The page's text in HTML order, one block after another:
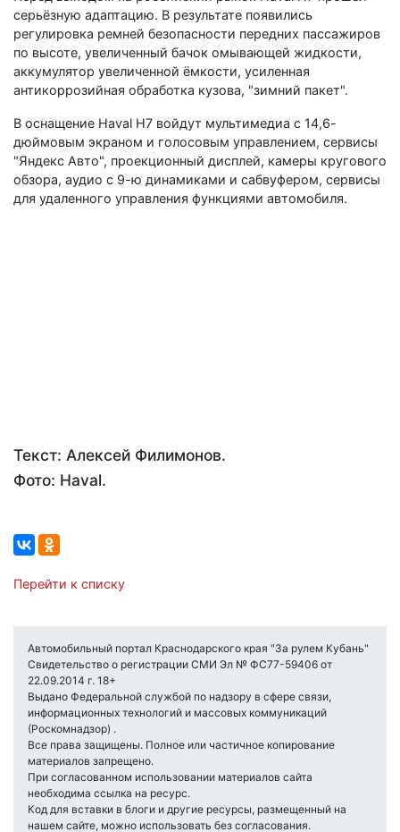
серьёзную адаптацию. В результате появились
регулировка ремней безопасности передних пассажиров
по высоте, увеличенный бачок омывающей жидкости,
аккумулятор увеличенной ёмкости, усиленная
антикоррозийная обработка кузова, "зимний пакет".
В оснащение Haval H7 войдут мультимедиа с 14,6-
дюймовым экраном и голосовым управлением, сервисы
"Яндекс Авто", проекционный дисплей, камеры кругового
обзора, аудио с 9-ю динамиками и сабвуфером, сервисы
для удаленного управления функциями автомобиля.
Текст: Алексей Филимонов.
Фото: Haval.
Перейти к списку
Автомобильный портал Краснодарского края "За рулем Кубань"
Свидетельство о регистрации СМИ Эл № ФС77-59406 от
22.09.2014 г. 18+
Выдано Федеральной службой по надзору в сфере связи,
информационных технологий и массовых коммуникаций
(Роскомнадзор) .
Все права защищены. Полное или частичное копирование
материалов запрещено.
При согласованном использовании материалов сайта
необходима ссылка на ресурс.
Код для вставки в блоги и другие ресурсы, размещенный на
нашем сайте, можно использовать без согласования.